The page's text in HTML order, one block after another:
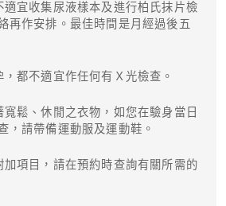
宜收集尿液樣本及進行柏氏抹片檢
再作安排。最佳時間是月經過後五
都不適宜作任何有Ｘ光檢查。
鬆、休閒之衣物，如您在驗身當日
，請帶備運動服及運動鞋。
項目，請在預約時查詢有關所需的